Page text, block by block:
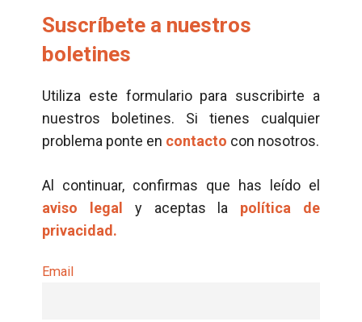
Suscríbete a nuestros
boletines
Utiliza este formulario para suscribirte a
nuestros boletines. Si tienes cualquier
problema ponte en contacto con nosotros.
Al continuar, confirmas que has leído el
aviso legal
y aceptas la política de
privacidad.
Email